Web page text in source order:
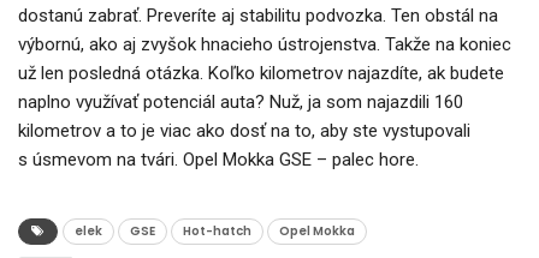
dostanú zabrať. Preveríte aj stabilitu podvozka. Ten obstál na
výbornú, ako aj zvyšok hnacieho ústrojenstva. Takže na koniec
už len posledná otázka. Koľko kilometrov najazdíte, ak budete
naplno využívať potenciál auta? Nuž, ja som najazdili 160
kilometrov a to je viac ako dosť na to, aby ste vystupovali
s úsmevom na tvári. Opel Mokka GSE – palec hore.
elek GSE Hot-hatch Opel Mokka